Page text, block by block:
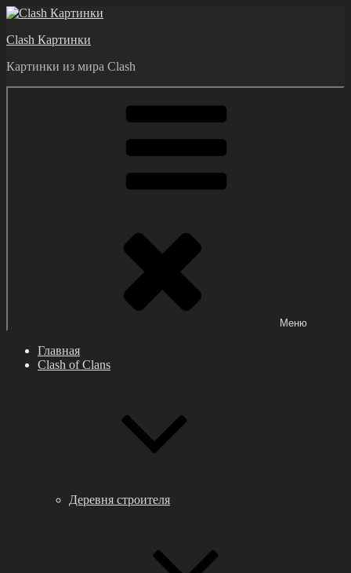
Перейти
содержимому
Clash Картинки
Картинки из мира Clash
Меню
Главная
Clash of Clans
Деревня строителя